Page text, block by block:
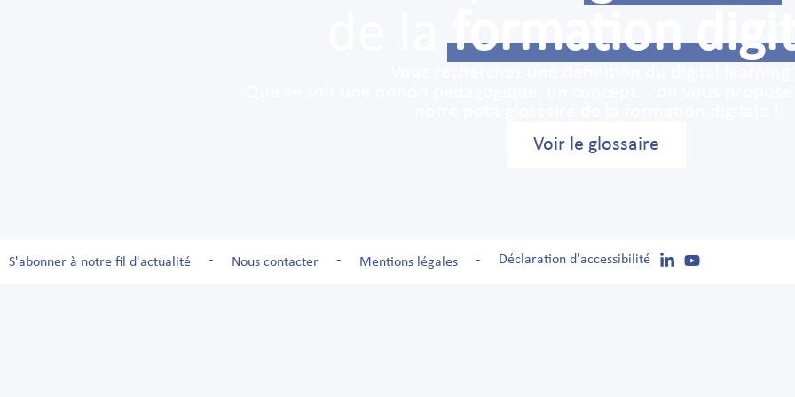
de laformation
Voir le glossaire
S'abonner à notre fil d'actualité - Nous contacter - Mentions légales - Déclaration d'accessibilité